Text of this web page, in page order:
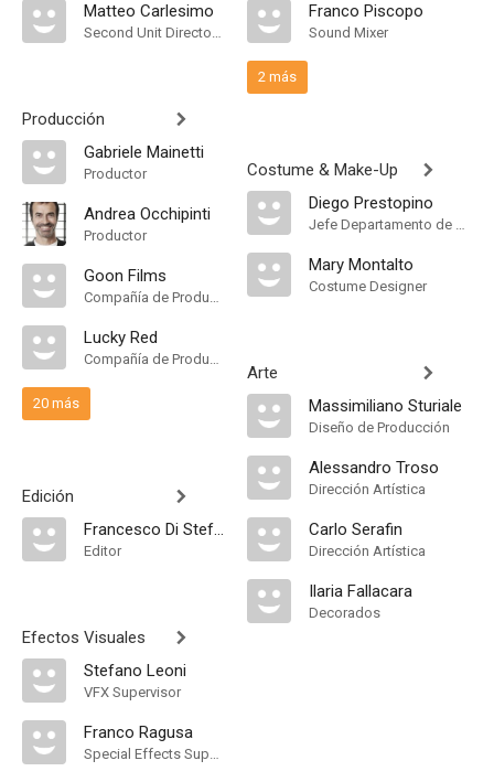
Matteo Carlesimo
Second Unit Director of Photography
Producción
Gabriele Mainetti
Productor
Andrea Occhipinti
Productor
Goon Films
Compañía de Produccion
Lucky Red
Compañía de Produccion
20 más
Edición
Francesco Di Stefano
Editor
Efectos Visuales
Stefano Leoni
VFX Supervisor
Franco Ragusa
Special Effects Supervisor
Franco Piscopo
Sound Mixer
2 más
Costume & Make-Up
Diego Prestopino
Jefe Departamento de Maquillaje
Mary Montalto
Costume Designer
Arte
Massimiliano Sturiale
Diseño de Producción
Alessandro Troso
Dirección Artística
Carlo Serafin
Dirección Artística
Ilaria Fallacara
Decorados